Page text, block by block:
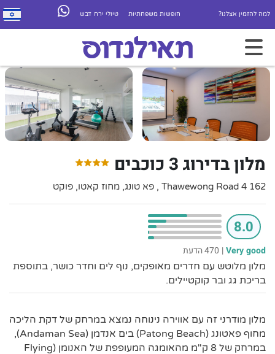
למה להזמין אצלנו? חופשות משפחתיות טיולי ירח דבש
מלון בדירוג 3 כוכבים
162 4 Thawewong Road , פא טונג, מחוז קאטו, פוקט
8.0
Very good
| 470 הדעת
מלון מלוטש עם חדרים מאופקים, נוף לים וחדר כושר, בתוספת
בריכת גג ובר קוקטיילים.
מלון מודרני זה עם אווירה נינוחה נמצא במרחק של דקת הליכה
מחוף פאטונג (Patong Beach) בים אנדמן (Andaman Sea),
במרחק של 8 ק"מ מהאומגה המעופפת של האנומן (Flying